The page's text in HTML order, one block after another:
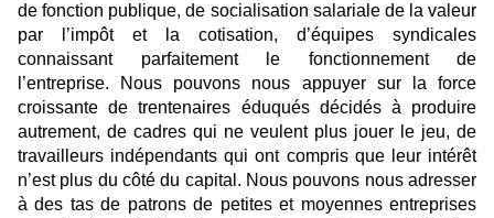
de fonction publique, de socialisation salariale de la valeur
par l’impôt et la cotisation, d’équipes syndicales
connaissant parfaitement le fonctionnement de
l’entreprise. Nous pouvons nous appuyer sur la force
croissante de trentenaires éduqués décidés à produire
autrement, de cadres qui ne veulent plus jouer le jeu, de
travailleurs indépendants qui ont compris que leur intérêt
n’est plus du côté du capital. Nous pouvons nous adresser
à des tas de patrons de petites et moyennes entreprises